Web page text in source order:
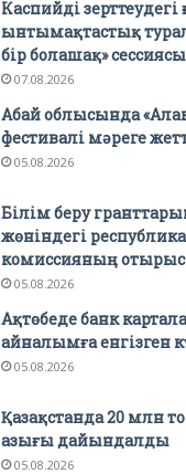
Каспийді
ынтымақтастық
бір болашақ» сессиясы
07.08.2026
Абай облысында
фестивалі мәреге
05.08.2026
Білім беру
жөніндегі
комиссияның
05.08.2026
Ақтөбеде банк
айналымға енгізген
05.08.2026
Қазақстанда 20 млн
азығы дайындалды
05.08.2026